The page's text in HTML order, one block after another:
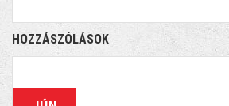
HOZZÁSZÓLÁSOK